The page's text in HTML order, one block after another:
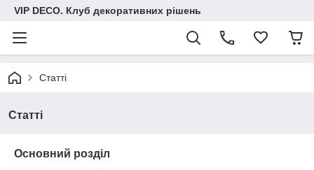
VIP DECO. Клуб декоративних рішень
Статті
Статті
Основний розділ